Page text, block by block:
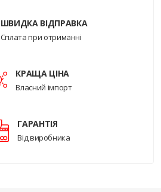
ШВИДКА ВІДПРАВКА
Сплата при отриманні
КРАЩА ЦІНА
Власний імпорт
ГАРАНТІЯ
Від виробника